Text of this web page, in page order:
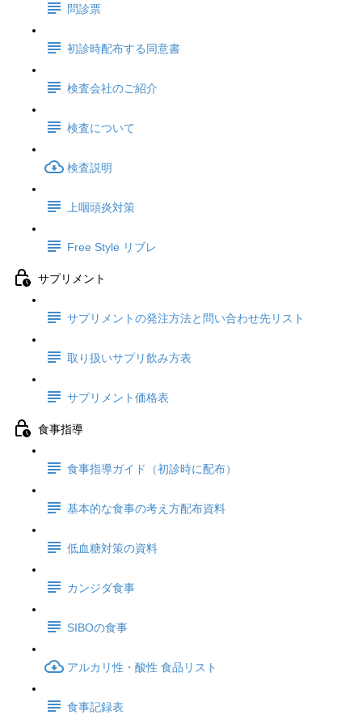
問診票
初診時配布する同意書
検査会社のご紹介
検査について
検査説明
上咽頭炎対策
Free Style リブレ
サプリメント
サプリメントの発注方法と問い合わせ先リスト
取り扱いサプリ飲み方表
サプリメント価格表
食事指導
食事指導ガイド（初診時に配布）
基本的な食事の考え方配布資料
低血糖対策の資料
カンジダ食事
SIBOの食事
アルカリ性・酸性 食品リスト
食事記録表